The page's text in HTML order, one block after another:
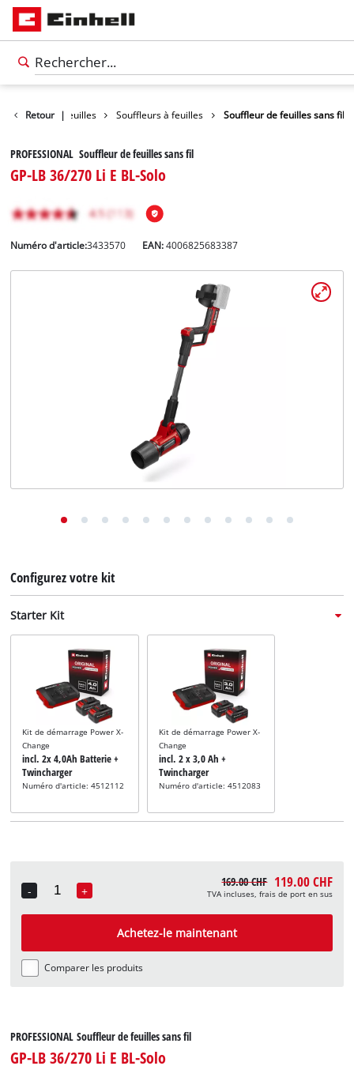
Retour |
de feuilles Souffleurs à feuilles Souffleur de feuilles sans fil
PROFESSIONAL Souffleur de feuilles sans fil
GP-LB 36/270 Li E BL-Solo
Numéro d'article:3433570 EAN:4006825683387
Configurez votre kit
Starter Kit
Kit de démarrage Power X-
Change
incl. 2x 4,0Ah Batterie +
Twincharger
Numéro d'article: 4512112
Kit de démarrage Power X-
Change
incl. 2 x 3,0 Ah +
Twincharger
Numéro d'article: 4512083
-
Quantity
+
169.00 CHF 119.00 CHF
TVA incluses, frais de port en sus
Achetez-le maintenant
Comparer les produits
PROFESSIONAL Souffleur de feuilles sans fil
GP-LB 36/270 Li E BL-Solo